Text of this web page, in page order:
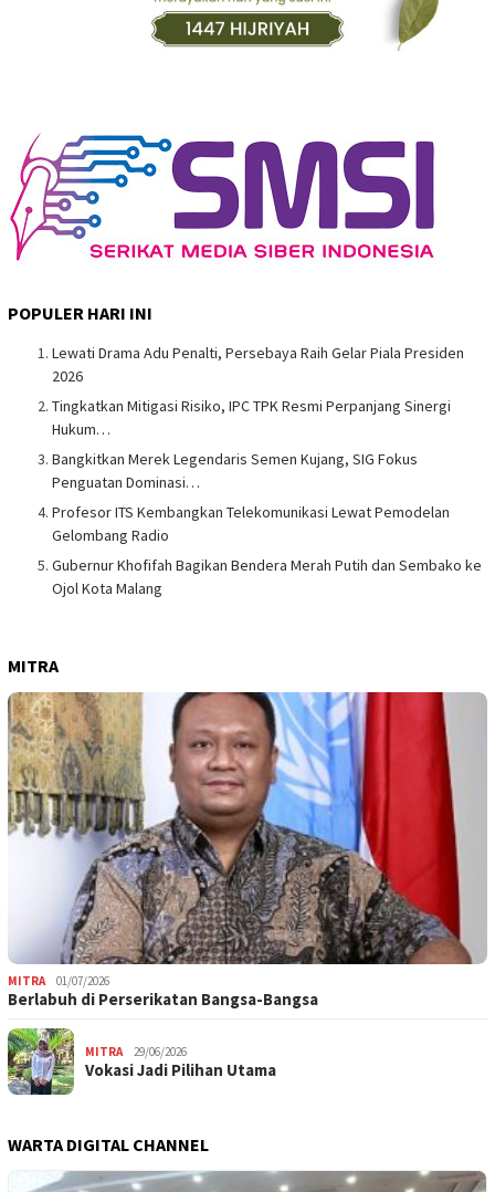
POPULER HARI INI
Lewati Drama Adu Penalti, Persebaya Raih Gelar Piala Presiden
2026
Tingkatkan Mitigasi Risiko, IPC TPK Resmi Perpanjang Sinergi
Hukum…
Bangkitkan Merek Legendaris Semen Kujang, SIG Fokus
Penguatan Dominasi…
Profesor ITS Kembangkan Telekomunikasi Lewat Pemodelan
Gelombang Radio
Gubernur Khofifah Bagikan Bendera Merah Putih dan Sembako ke
Ojol Kota Malang
MITRA
MITRA 01/07/2026
Berlabuh di Perserikatan Bangsa-Bangsa
MITRA 29/06/2026
Vokasi Jadi Pilihan Utama
WARTA DIGITAL CHANNEL